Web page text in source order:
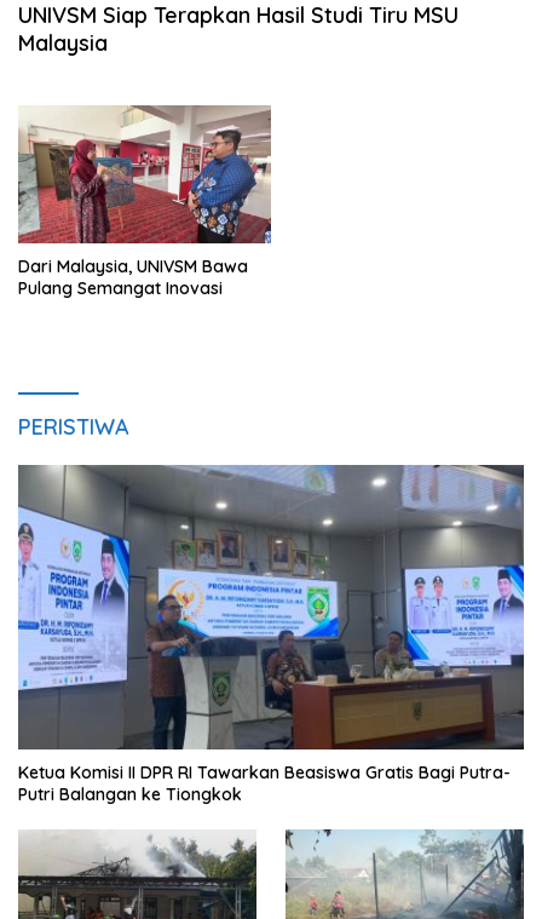
UNIVSM Siap Terapkan Hasil Studi Tiru MSU
Malaysia
Dari Malaysia, UNIVSM Bawa
Pulang Semangat Inovasi
PERISTIWA
Ketua Komisi II DPR RI Tawarkan Beasiswa Gratis Bagi Putra-
Putri Balangan ke Tiongkok